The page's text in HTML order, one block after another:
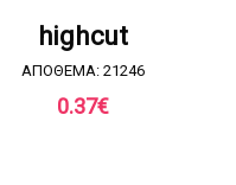
ΖΗΤΗΣΤΕ ΠΡΟΣΦΟΡΑ
highcut
ΑΠΟΘΕΜΑ: 21246
0.37€